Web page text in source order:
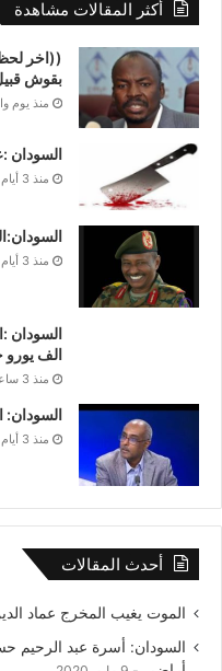
أكثر المقالات مشاهدة
((اخر
بقوش
منذ يوم
السودان
منذ 3 أيام
منذ 3 أيام
الف يورو
منذ 3 ساعات
السودان:
منذ 3 أيام
أحدث المقالات
الموت يغيب المخرج عماد